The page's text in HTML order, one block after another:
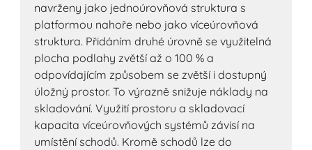
navrženy jako jednoúrovňová struktura s
platformou nahoře nebo jako víceúrovňová
struktura. Přidáním druhé úrovně se využitelná
plocha podlahy zvětší až o 100 % a
odpovídajícím způsobem se zvětší i dostupný
úložný prostor. To výrazně snižuje náklady na
skladování. Využití prostoru a skladovací
kapacita víceúrovňových systémů závisí na
umístění schodů. Kromě schodů lze do